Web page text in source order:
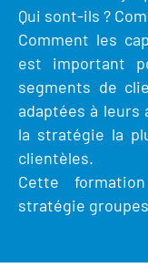
Dispositifs d'enquêtes
Chiffres
Chiffres clés de la
Repères annuel
Mode d'emploi
Formations inter-
Formations OT
Ateliers
Matinales
Webinaires
Activités
Musée - Monuments -
Croisiéristes/
Parcs d’attractions
Cabarets et casino
Expériences et visites
Qui sont-ils ?
Comment les
est important
segments de
adaptées à
la stratégie la
clientèles.
Cette
stratégie